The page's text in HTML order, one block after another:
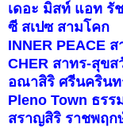
เดอะ มิสท์ แอท รั
ซี สเปซ สามโคก
INNER PEACE
CHER สาทร-สุขส
อณาสิริ ศรีนคริน
Pleno Town ธรร
สราญสิริ ราชพฤก